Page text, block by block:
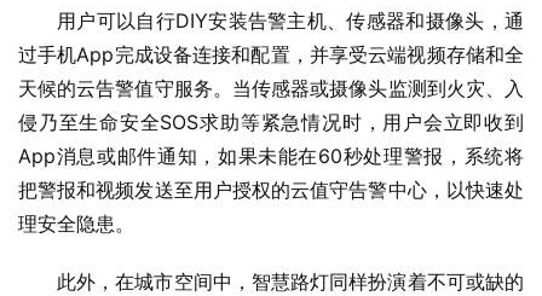
用户可以自行DIY安装告警主机、传感器和摄像头，通
过手机App完成设备连接和配置，并享受云端视频存储和全
天候的云告警值守服务。当传感器或摄像头监测到火灾、入
侵乃至生命安全SOS求助等紧急情况时，用户会立即收到
App消息或邮件通知，如果未能在60秒处理警报，系统将
把警报和视频发送至用户授权的云值守告警中心，以快速处
理安全隐患。
此外，在城市空间中，智慧路灯同样扮演着不可或缺的